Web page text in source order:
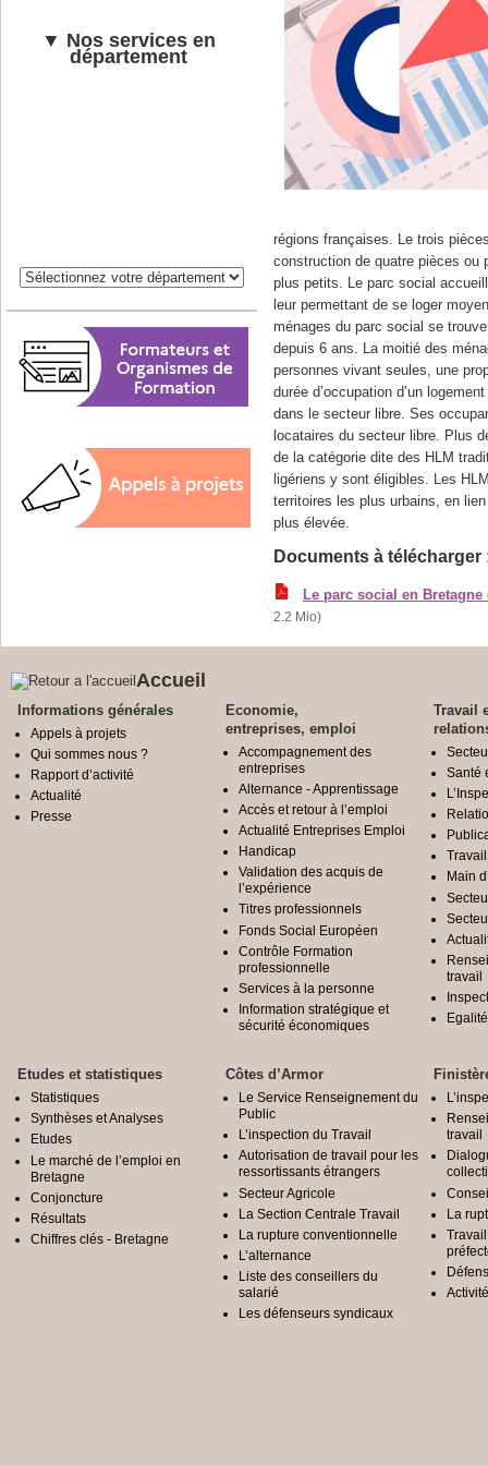
▼ Nos services en
département
régions françaises. Le trois
construction de quatre pièces ou
plus petits. Le parc social
leur permettant de se loger
ménages du parc social se
depuis 6 ans. La moitié des
personnes vivant seules, une
durée d’occupation d’un
dans le secteur libre. Ses
locataires du secteur libre. Plus
de la catégorie dite des HLM
ligériens y sont éligibles. Les
territoires les plus urbains, en
plus élevée.
Documents à télécharger
Le parc social en
2.2 Mio)
Accueil
Informations générales
Appels à projets
Qui sommes nous ?
Rapport d’activité
Actualité
Presse
Economie,
entreprises, emploi
Accompagnement des
entreprises
Alternance - Apprentissage
Accès et retour à l’emploi
Actualité Entreprises Emploi
Handicap
Validation des acquis de
l’expérience
Titres professionnels
Fonds Social Européen
Contrôle Formation
professionnelle
Services à la personne
Information stratégique et
sécurité économiques
Travail
Santé
Main
travail
Etudes et statistiques
Statistiques
Synthèses et Analyses
Etudes
Le marché de l’emploi en
Bretagne
Conjoncture
Résultats
Chiffres clés - Bretagne
Côtes d’Armor
Le Service Renseignement du
Public
L’inspection du Travail
Autorisation de travail pour les
ressortissants étrangers
Secteur Agricole
La Section Centrale Travail
La rupture conventionnelle
L’alternance
Liste des conseillers du
salarié
Les défenseurs syndicaux
travail
La